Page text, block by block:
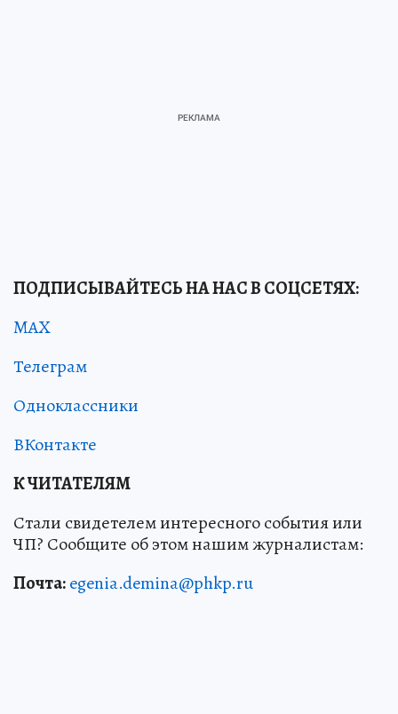
ПОДПИСЫВАЙТЕСЬ НА НАС В СОЦСЕТЯХ:
MAX
Телеграм
Одноклассники
ВКонтакте
К ЧИТАТЕЛЯМ
Стали свидетелем интересного события или
ЧП? Сообщите об этом нашим журналистам:
Почта:egenia.demina@phkp.ru